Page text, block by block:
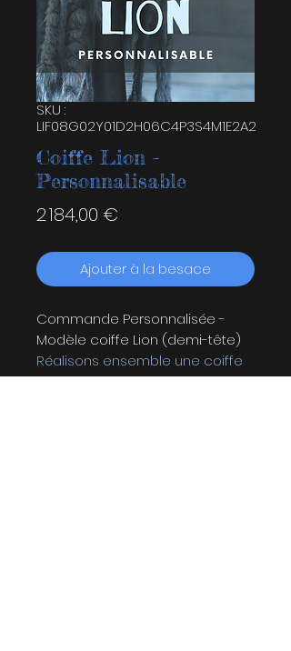
SKU :
LIF08G02Y01D2H06C4P3S4M1E2A2
Coiffe Lion -
Personnalisable
2 184,00 €
Ajouter à la besace
Commande Personnalisée -
Modèle coiffe Lion (demi-tête)
Réalisons ensemble une coiffe
qui vous ressemble!